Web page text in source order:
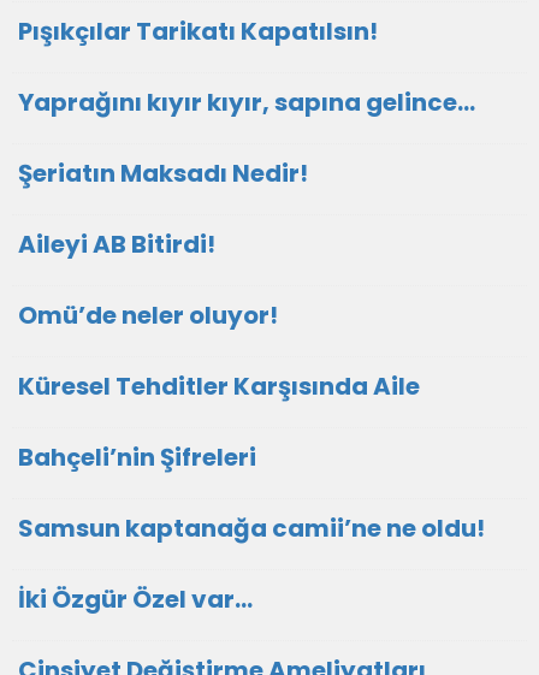
Pışıkçılar Tarikatı Kapatılsın!
Yaprağını kıyır kıyır, sapına gelince…
Şeriatın Maksadı Nedir!
Aileyi AB Bitirdi!
Omü’de neler oluyor!
Küresel Tehditler Karşısında Aile
Bahçeli’nin Şifreleri
Samsun kaptanağa camii’ne ne oldu!
İki Özgür Özel var…